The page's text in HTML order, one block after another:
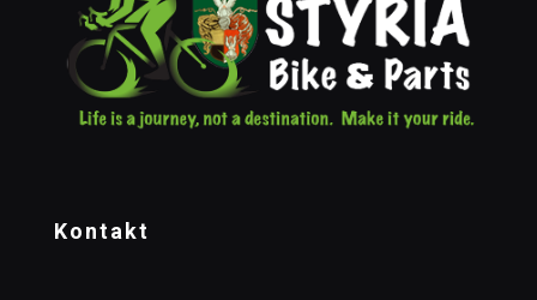
Kontakt